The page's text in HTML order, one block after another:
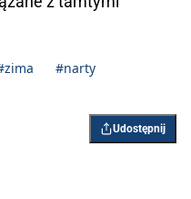
#narty
Udostępnij